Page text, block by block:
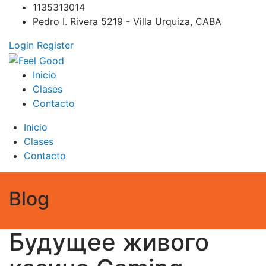
1135313014
Pedro I. Rivera 5219 - Villa Urquiza, CABA
Login Register
Feel Good
PILATES REFORMER – PILATES SPRINBOARD – PILATES
CIRCUITO – Clases Online
Inicio
Clases
Contacto
Inicio
Clases
Contacto
Blog
Будущее живого